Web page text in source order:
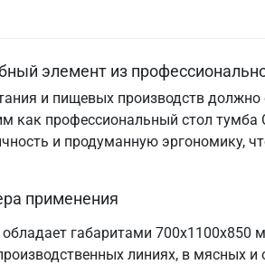
элемент из
и пищевых производств должно
как профессиональный стол
и продуманную
применения
габаритами 700х1100х850
линиях, в мясных и